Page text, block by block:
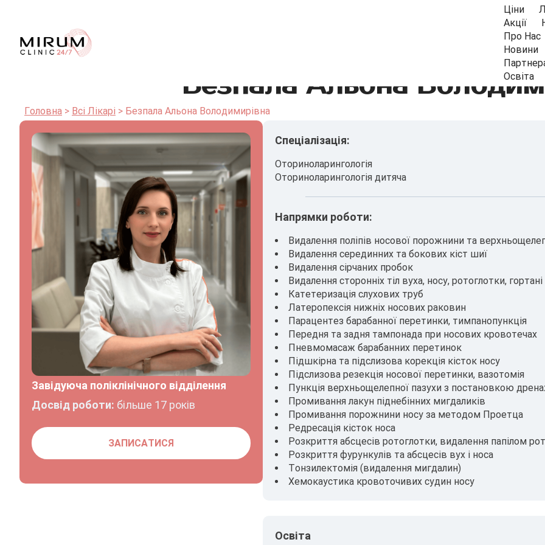
Ціни
Акції
Про Нас
Новини
Освіта
Безпала Альона
Головна Всі Лікарі Безпала Альона Володимирівна
Завідуюча поліклінічного відділення
Досвід роботи: більше 17 років
ЗАПИСАТИСЯ
Спеціалізація:
Оториноларингологія
Оториноларингологія дитяча
Напрямки роботи:
Видалення поліпів носової порожнини та
Видалення серединних та бокових кіст шиї
Видалення сірчаних пробок
Видалення сторонніх тіл вуха, носу, ротоглотки, гортані
Катетеризація слухових труб
Латеропексія нижніх носових раковин
Парацентез барабанної перетинки, тимпанопункція
Передня та задня тампонада при носових кровотечах
Пневмомасаж барабанних перетинок
Підшкірна та підслизова корекція кісток носу
Підслизова резекція носової перетинки, вазотомія
Пункція верхньощелепної пазухи з постановкою
Промивання лакун піднебінних мигдаликів
Промивання порожнини носу за методом Проетца
Редресація кісток носа
Розкриття абсцесів ротоглотки, видалення папілом
Розкриття фурункулів та абсцесів вух і носа
Тонзилектомія (видалення мигдалин)
Хемокаустика кровоточивих судин носу
Освіта